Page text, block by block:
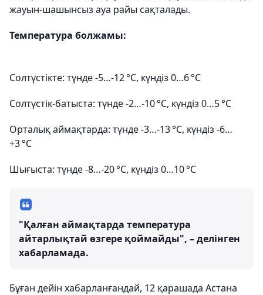
жауын-шашынсыз ауа райы сақталады.
Температура болжамы:
Солтүстікте: түнде -5…-12 °C, күндіз 0…6 °C
Солтүстік-батыста: түнде -2…-10 °C, күндіз 0…5 °C
Орталық аймақтарда: түнде -3…-13 °C, күндіз -6…
+3 °C
Шығыста: түнде -8…-20 °C, күндіз 0…10 °C
"Қалған аймақтарда температура
айтарлықтай өзгере қоймайды", – делінген
хабарламада.
Бұған дейін хабарланғандай, 12 қарашада Астана